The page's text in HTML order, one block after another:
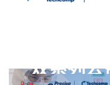
双系列公